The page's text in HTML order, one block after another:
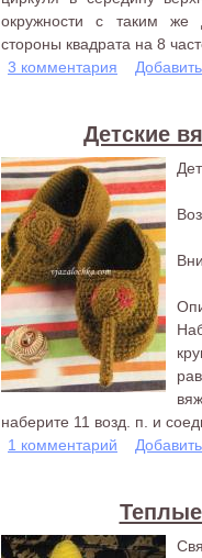
окружности с таким
стороны квадрата на 8
3 комментария
Детские
наберите 11 возд. п. и
1 комментарий